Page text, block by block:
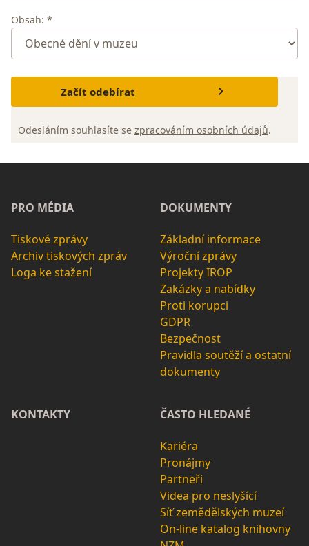
Obsah: *
Začít odebírat
Odesláním souhlasíte se zpracováním osobních údajů.
PRO MÉDIA
Tiskové zprávy
Archiv tiskových zpráv
Loga ke stažení
DOKUMENTY
Základní informace
Výroční zprávy
Projekty IROP
Zakázky a nabídky
Proti korupci
GDPR
Bezpečnost
Pravidla soutěží a ostatní
dokumenty
KONTAKTY ČASTO HLEDANÉ
Kariéra
Pronájmy
Partneři
Videa pro neslyšící
Síť zemědělských muzeí
On-line katalog knihovny